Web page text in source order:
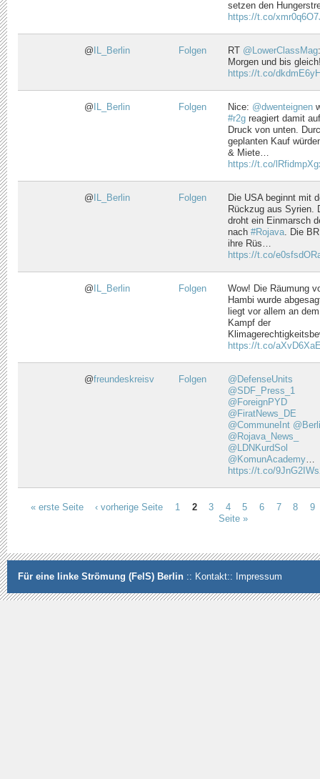
setzen den
https://t.co/
@ IL_Berlin Folgen RT @LowerClassMag
Morgen und bis
https://t.co/
@ IL_Berlin Folgen Nice: @dwenteignen
#r2g reagiert damit
Druck von unten.
geplanten Kauf
& Miete…
https://t.co/
@ IL_Berlin Folgen
Die USA beginnt mit
Rückzug aus Syrien.
droht ein Einmarsch
nach #Rojava. Die
ihre Rüs…
https://t.co/
@ IL_Berlin Folgen
Wow! Die Räumung
Hambi wurde
liegt vor allem an
Kampf der
https://t.co/
@freundeskreisv Folgen
@DefenseUnits
@SDF_Press_1
@ForeignPYD
@FiratNews_DE
@CommuneInt
@Rojava_News_
@LDNKurdSol
@KomunAcademy…
https://t.co/
« erste Seite ‹ vorherige Seite 1 2 3 4 5 6 7 8
9
Seite »
Für eine linke Strömung (FelS) Berlin :: Kontakt:: Impressum